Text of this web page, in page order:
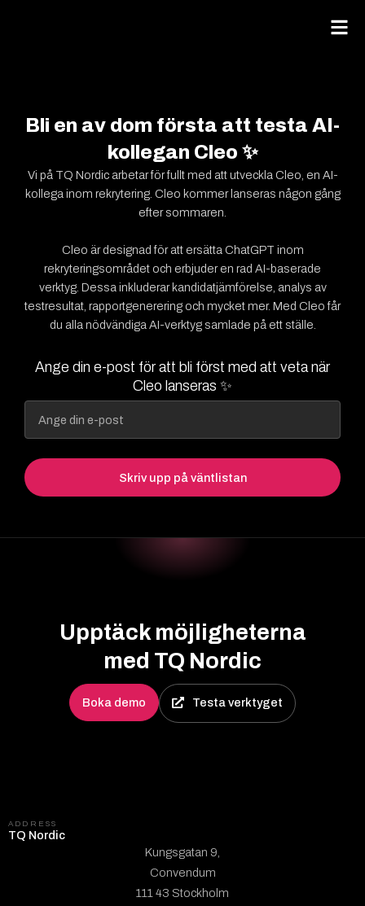
Bli en av dom första att testa AI-
kollegan Cleo ✨
Vi på TQ Nordic arbetar för fullt med att utveckla Cleo, en AI-
kollega inom rekrytering. Cleo kommer lanseras någon gång
efter sommaren.
Cleo är designad för att ersätta ChatGPT inom
rekryteringsområdet och erbjuder en rad AI-baserade
verktyg. Dessa inkluderar kandidatjämförelse, analys av
testresultat, rapportgenerering och mycket mer. Med Cleo får
du alla nödvändiga AI-verktyg samlade på ett ställe.
Ange din e-post för att bli först med att veta när
Cleo lanseras ✨
Skriv upp på väntlistan
Upptäck möjligheterna
med TQ Nordic
Boka demo Testa verktyget
ADDRESS
TQ Nordic
Kungsgatan 9,
Convendum
111 43 Stockholm